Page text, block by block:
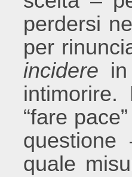
perdersi
per
incidere
“fare
quale